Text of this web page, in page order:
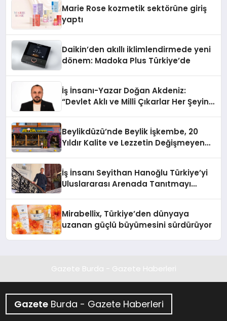
Marie Rose kozmetik sektörüne giriş
yaptı
Daikin’den akıllı iklimlendirmede yeni
dönem: Madoka Plus Türkiye’de
İş İnsanı-Yazar Doğan Akdeniz:
“Devlet Aklı ve Milli Çıkarlar Her Şeyin
Beylikdüzü’nde Beylik İşkembe, 20
Yıldır Kalite ve Lezzetin Değişmeyen
İş İnsanı Seyithan Hanoğlu Türkiye’yi
Uluslararası Arenada Tanıtmayı
Mirabellix, Türkiye’den dünyaya
uzanan güçlü büyümesini sürdürüyor
Gazete Burda - Gazete Haberleri
Gazete Burda - Gazete Haberleri